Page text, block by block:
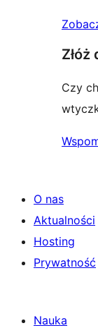
Złóż
Czy
O nas
Aktualności
Hosting
Prywatność
Nauka